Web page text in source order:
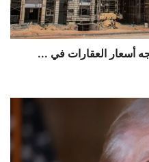
أسعار العقارات في ...